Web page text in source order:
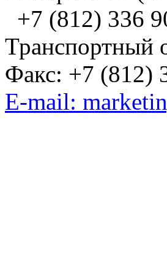
+7 (812) 336
Транспортный
Факс: +7 (812)
E-mail: